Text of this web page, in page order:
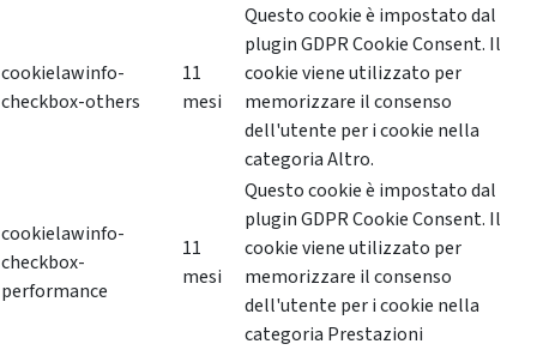
cookielawinfo-
checkbox-others
11
mesi
Questo cookie è impostato dal
plugin GDPR Cookie Consent. Il
cookie viene utilizzato per
memorizzare il consenso
dell'utente per i cookie nella
categoria Altro.
cookielawinfo-
checkbox-
performance
11
mesi
Questo cookie è impostato dal
plugin GDPR Cookie Consent. Il
cookie viene utilizzato per
memorizzare il consenso
dell'utente per i cookie nella
categoria Prestazioni